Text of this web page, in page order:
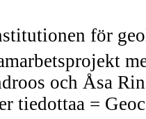
för
och Åsa
tiedottaa =